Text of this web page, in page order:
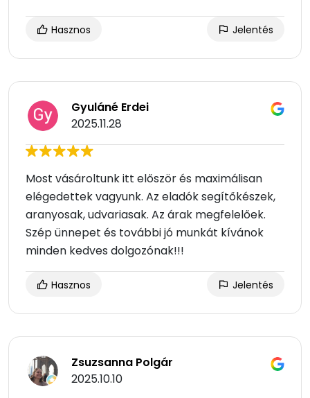
Hasznos Jelentés
Gyuláné Erdei
2025.11.28
Most vásároltunk itt először és maximálisan
elégedettek vagyunk. Az eladók segítőkészek,
aranyosak, udvariasak. Az árak megfelelőek.
Szép ünnepet és további jó munkát kívánok
minden kedves dolgozónak!!!
Hasznos Jelentés
Zsuzsanna Polgár
2025.10.10